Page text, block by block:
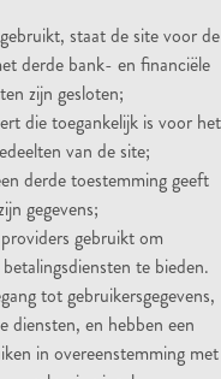
staat de site voor de
derde bank- en financiële
zijn gesloten;
die toegankelijk is voor het
van de site;
derde toestemming geeft
gegevens;
gebruikt om
te bieden.
tot gebruikersgegevens,
diensten, en hebben een
in overeenstemming met